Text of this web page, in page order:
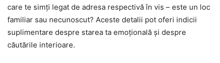
care te simți legat de adresa respectivă în vis – este un loc
familiar sau necunoscut? Aceste detalii pot oferi indicii
suplimentare despre starea ta emoțională și despre
căutările interioare.